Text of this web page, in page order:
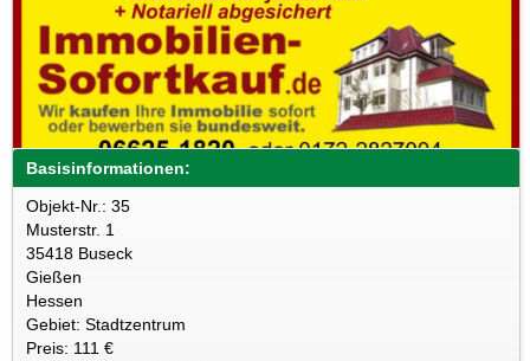
Basisinformationen:
Objekt-Nr.: 35
Musterstr. 1
35418 Buseck
Gießen
Hessen
Gebiet: Stadtzentrum
Preis: 111 €